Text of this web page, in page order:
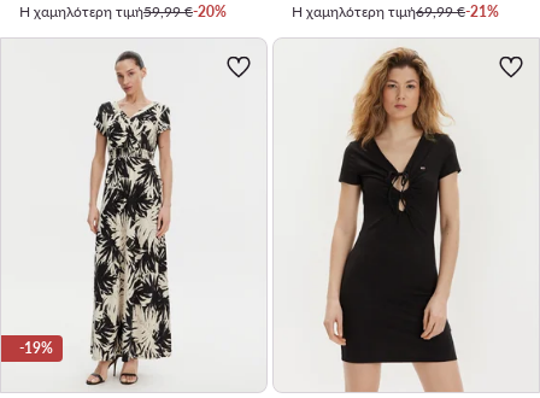
Η χαμηλότερη τιμή59,99 €-20%
Η χαμηλότερη τιμή69,99 €-21%
-19%